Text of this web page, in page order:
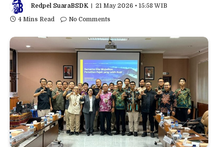
Redpel SuaraBSDK
21 May 2026 • 15:58 WIB
4 Mins Read
No Comments